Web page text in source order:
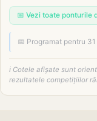
📅 Vezi toate ponturile
📅 Programat pentru
ℹ️ Cotele afișate sunt
rezultatele competițiilor